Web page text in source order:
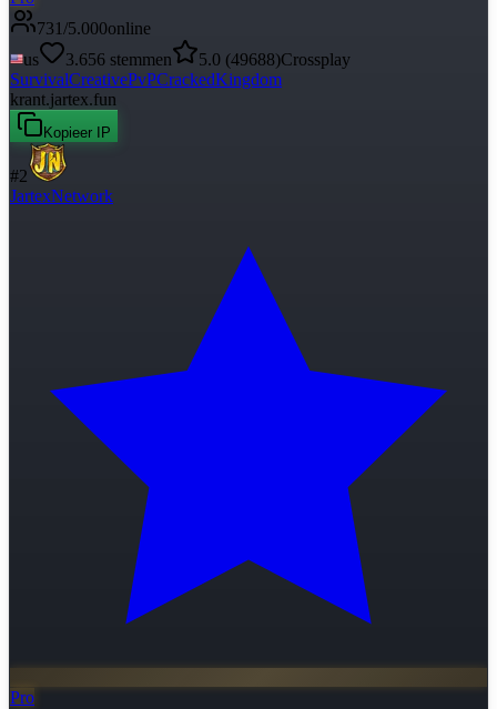
731/5.000online
us
3.656 stemmen 5.0 (49688)Crossplay
SurvivalCreativePvPCrackedKingdom
krant.jartex.fun
Kopieer IP
#2
JartexNetwork
Pro